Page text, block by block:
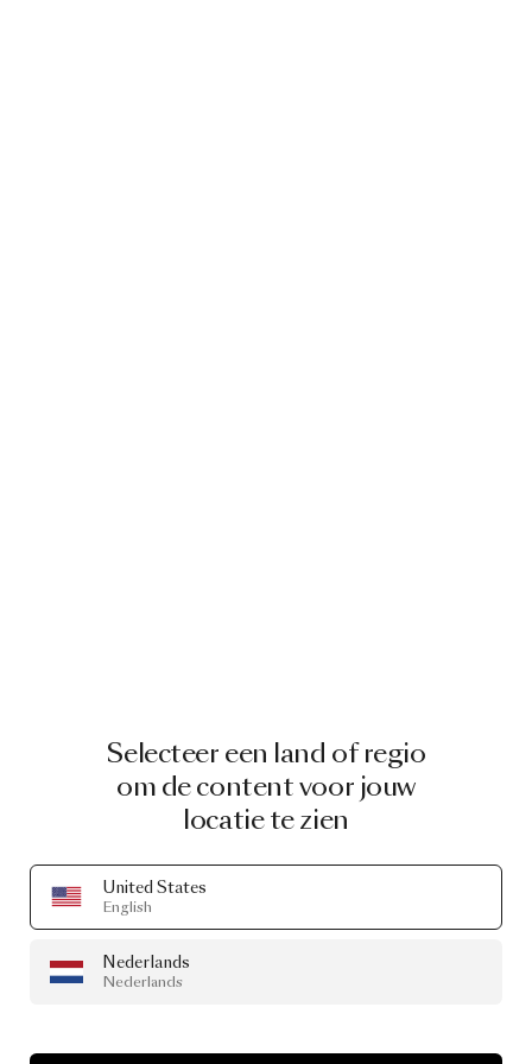
Selecteer een land of regio
om de content voor jouw
locatie te zien
United States
English
Nederlands
Nederlands